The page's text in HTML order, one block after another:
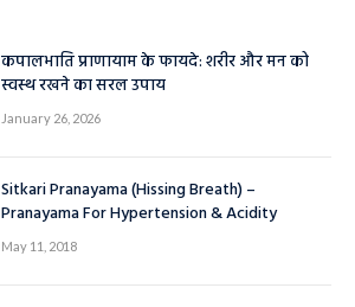
कपालभाति प्राणायाम के फायदे: शरीर और मन को
स्वस्थ रखने का सरल उपाय
January 26, 2026
Sitkari Pranayama (Hissing Breath) –
Pranayama For Hypertension & Acidity
May 11, 2018